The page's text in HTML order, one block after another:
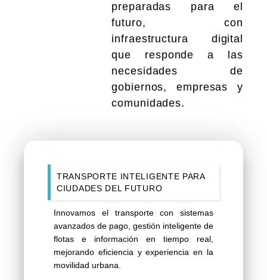
preparadas para el
futuro, con
infraestructura digital
que responde a las
necesidades de
gobiernos, empresas y
comunidades.
TRANSPORTE INTELIGENTE PARA
CIUDADES DEL FUTURO
Innovamos el transporte con sistemas
avanzados de pago, gestión inteligente de
flotas e información en tiempo real,
mejorando eficiencia y experiencia en la
movilidad urbana.